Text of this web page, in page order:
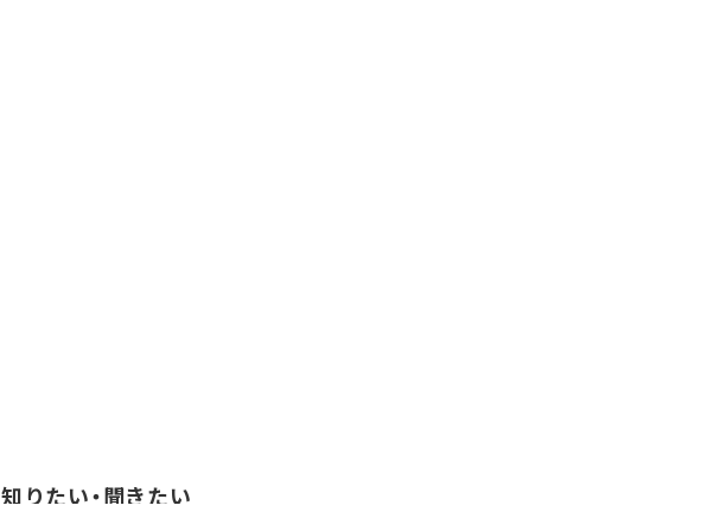
知りたい・聞きたい